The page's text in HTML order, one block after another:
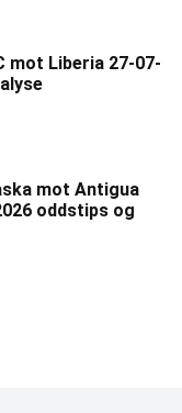
mot Liberia 27-07-
mot Antigua
oddstips og